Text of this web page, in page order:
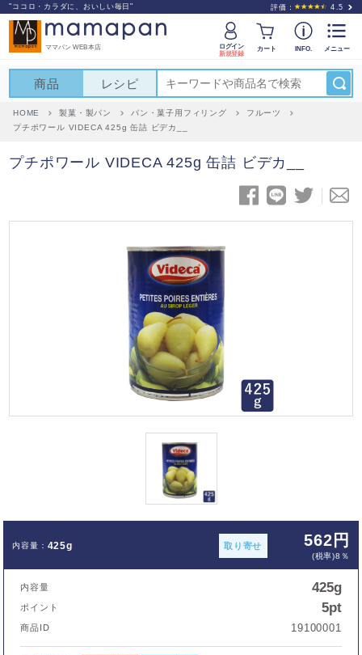
"ココロ・カラダに、おいしい毎日" 評価： 4.5
ママパン WEB本店
ログイン
新規登録
カート INFO. メニュー
商品 レシピ
HOME 製菓・製パン パン・菓子用フィリング
フルーツ
プチポワール VIDECA 425g 缶詰 ビデカ__
プチポワール VIDECA 425g 缶詰 ビデカ__
425g 取り寄せ 562円
(税率)8％
内容量 425g
ポイント 5pt
商品ID 19100001